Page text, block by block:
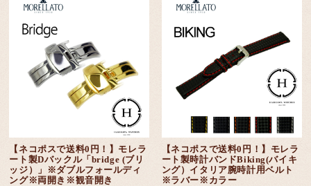
【ネコポスで送料0円！】モレラ
ート製Dバックル「bridge (ブリ
ッジ）」※ダブルフォールディ
ング※両開き※観音開き
【ネコポスで送料0円！】モレラ
ート製時計バンドBiking(バイキ
ング）イタリア腕時計用ベルト
※ラバー※カラー